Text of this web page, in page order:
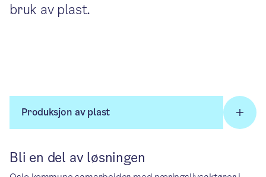
bruk av plast.
Produksjon av plast
Bli en del av løsningen